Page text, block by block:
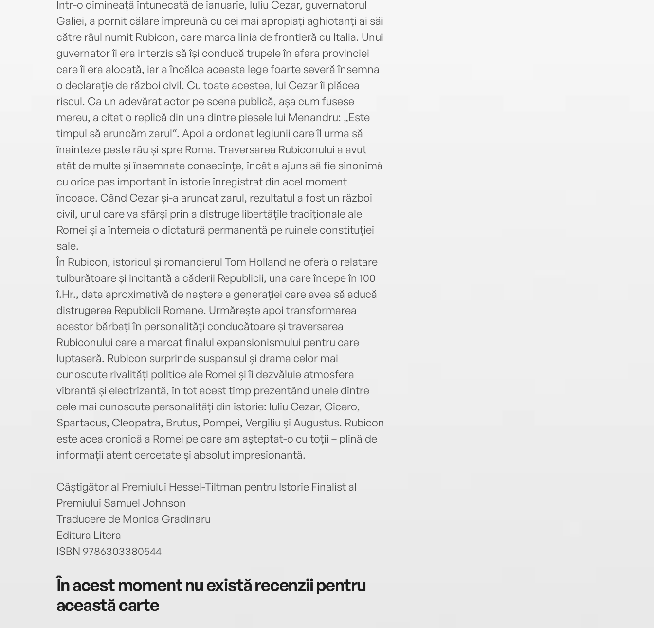
Într-o dimineață întunecată de ianuarie, Iuliu Cezar, guvernatorul
Galiei, a pornit călare împreună cu cei mai apropiați aghiotanți ai săi
către râul numit Rubicon, care marca linia de frontieră cu Italia. Unui
guvernator îi era interzis să își conducă trupele în afara provinciei
care îi era alocată, iar a încălca aceasta lege foarte severă însemna
o declarație de război civil. Cu toate acestea, lui Cezar îi plăcea
riscul. Ca un adevărat actor pe scena publică, așa cum fusese
mereu, a citat o replică din una dintre piesele lui Menandru: „Este
timpul să aruncăm zarul“. Apoi a ordonat legiunii care îl urma să
înainteze peste râu și spre Roma. Traversarea Rubiconului a avut
atât de multe și însemnate consecințe, încât a ajuns să fie sinonimă
cu orice pas important în istorie înregistrat din acel moment
încoace. Când Cezar și-a aruncat zarul, rezultatul a fost un război
civil, unul care va sfârși prin a distruge libertățile tradiționale ale
Romei și a întemeia o dictatură permanentă pe ruinele constituției
sale.
În Rubicon, istoricul și romancierul Tom Holland ne oferă o relatare
tulburătoare și incitantă a căderii Republicii, una care începe în 100
î.Hr., data aproximativă de naștere a generației care avea să aducă
distrugerea Republicii Romane. Urmărește apoi transformarea
acestor bărbați în personalități conducătoare și traversarea
Rubiconului care a marcat finalul expansionismului pentru care
luptaseră. Rubicon surprinde suspansul și drama celor mai
cunoscute rivalități politice ale Romei și îi dezvăluie atmosfera
vibrantă și electrizantă, în tot acest timp prezentând unele dintre
cele mai cunoscute personalități din istorie: Iuliu Cezar, Cicero,
Spartacus, Cleopatra, Brutus, Pompei, Vergiliu și Augustus. Rubicon
este acea cronică a Romei pe care am așteptat-o cu toții – plină de
informații atent cercetate și absolut impresionantă.
Câștigător al Premiului Hessel-Tiltman pentru Istorie Finalist al
Premiului Samuel Johnson
Traducere de Monica Gradinaru
Editura Litera
ISBN 9786303380544
În acest moment nu există recenzii pentru
această carte